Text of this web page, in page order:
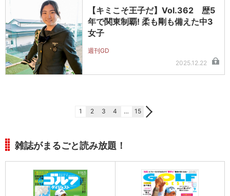
【キミこそ王子だ】Vol.362 歴5
年で関東制覇! 柔も剛も備えた中3
女子
週刊GD
2025.12.22
1 2 3 4 … 15
雑誌がまるごと読み放題！